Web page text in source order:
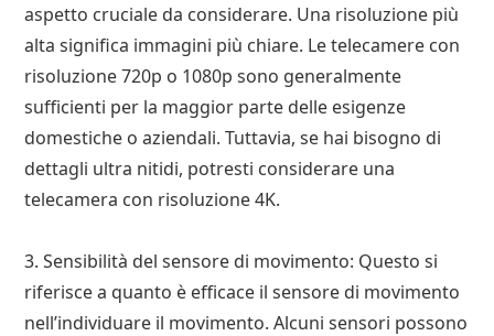
aspetto cruciale da considerare. Una risoluzione più
alta significa immagini più chiare. Le telecamere con
risoluzione 720p o 1080p sono generalmente
sufficienti per la maggior parte delle esigenze
domestiche o aziendali. Tuttavia, se hai bisogno di
dettagli ultra nitidi, potresti considerare una
telecamera con risoluzione 4K.
3. Sensibilità del sensore di movimento: Questo si
riferisce a quanto è efficace il sensore di movimento
nell’individuare il movimento. Alcuni sensori possono